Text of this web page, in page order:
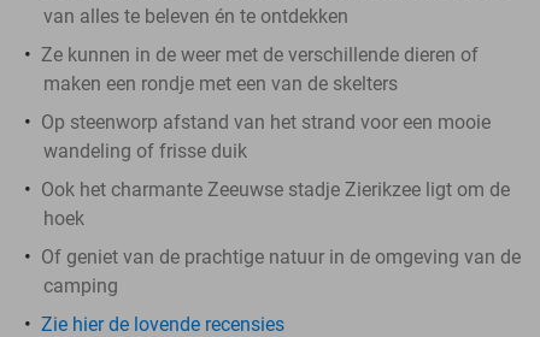
van alles te beleven én te ontdekken
Ze kunnen in de weer met de verschillende dieren of
maken een rondje met een van de skelters
Op steenworp afstand van het strand voor een mooie
wandeling of frisse duik
Ook het charmante Zeeuwse stadje Zierikzee ligt om de
hoek
Of geniet van de prachtige natuur in de omgeving van de
camping
Zie hier de lovende recensies